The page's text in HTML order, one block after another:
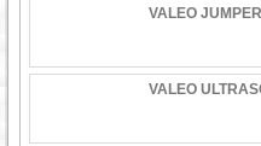
VALEO
VALEO